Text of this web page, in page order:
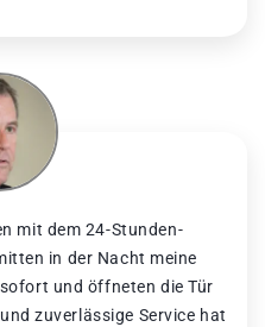
mit dem 24-Stunden-
in der Nacht meine
und öffneten die Tür
zuverlässige Service hat